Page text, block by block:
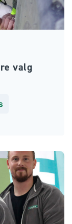
valg